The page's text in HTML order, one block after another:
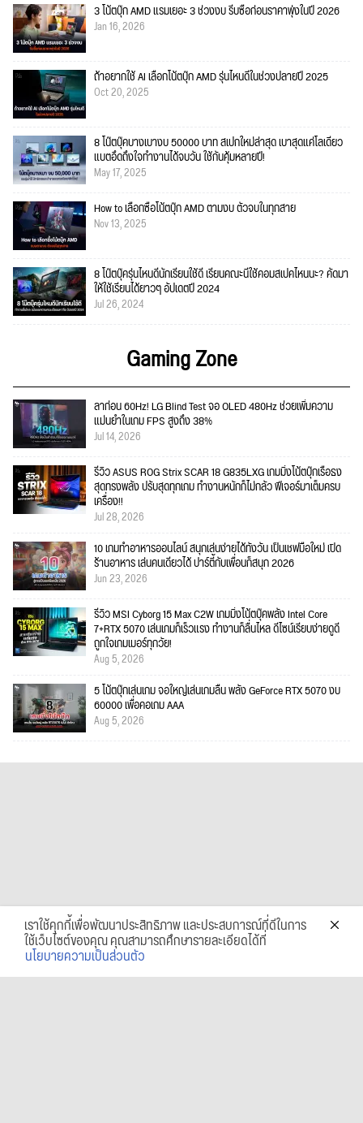
3 โน้ตบุ๊ก AMD แรมเยอะ 3 ช่วงงบ รีบซื้อก่อนราคาพุ่งในปี 2026
Jan 16, 2026
ถ้าอยากใช้ AI เลือกโน้ตบุ๊ก AMD รุ่นไหนดีในช่วงปลายปี 2025
Oct 20, 2025
8 โน๊ตบุ๊คบางเบางบ 50000 บาท สเปกใหม่ล่าสุด เบาสุดแค่โลเดียว
แบตอึดถึงใจทำงานได้จบวัน ใช้กันคุ้มหลายปี!
May 17, 2025
How to เลือกซื้อโน้ตบุ๊ก AMD ตามงบ ตัวจบในทุกสาย
Nov 13, 2025
8 โน๊ตบุ๊ครุ่นไหนดีนักเรียนใช้ดี เรียนคณะนี้ใช้คอมสเปคไหนนะ? คัดมา
ให้ใช้เรียนได้ยาวๆ อัปเดตปี 2024
Jul 26, 2024
Gaming Zone
ลาก่อน 60Hz! LG Blind Test จอ OLED 480Hz ช่วยเพิ่มความ
แม่นยำในเกม FPS สูงถึง 38%
Jul 14, 2026
รีวิว ASUS ROG Strix SCAR 18 G835LXG เกมมิ่งโน้ตบุ๊กเรือธง
สุดทรงพลัง ปรับสุดทุกเกม ทำงานหนักก็ไม่กลัว ฟีเจอร์มาเต็มครบ
เครื่อง!!
Jul 28, 2026
10 เกมทำอาหารออนไลน์ สนุกเล่นง่ายได้ทั้งวัน เป็นเชฟมือใหม่ เปิด
ร้านอาหาร เล่นคนเดียวได้ ปาร์ตี้กับเพื่อนก็สนุก 2026
Jun 23, 2026
รีวิว MSI Cyborg 15 Max C2W เกมมิ่งโน้ตบุ๊คพลัง Intel Core
7+RTX 5070 เล่นเกมก็เร็วแรง ทำงานก็ลื่นไหล ดีไซน์เรียบง่ายดูดี
ถูกใจเกมเมอร์ทุกวัย!
Aug 5, 2026
5 โน้ตบุ๊กเล่นเกม จอใหญ่เล่นเกมลื่น พลัง GeForce RTX 5070 งบ
60000 เพื่อคอเกม AAA
Aug 5, 2026
เราใช้คุกกี้เพื่อพัฒนาประสิทธิภาพ และประสบการณ์ที่ดีในการ
ใช้เว็บไซต์ของคุณ คุณสามารถศึกษารายละเอียดได้ที่
นโยบายความเป็นส่วนตัว